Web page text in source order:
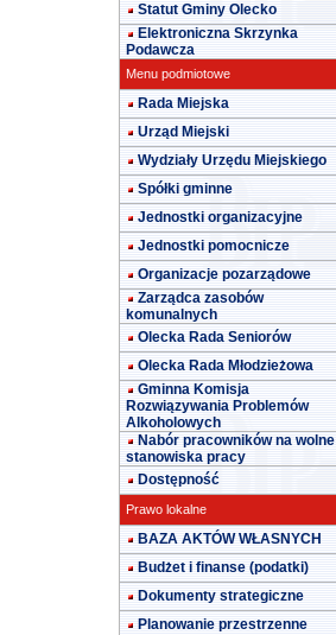
Statut Gminy Olecko
Elektroniczna Skrzynka
Podawcza
Menu podmiotowe
Rada Miejska
Urząd Miejski
Wydziały Urzędu Miejskiego
Spółki gminne
Jednostki organizacyjne
Jednostki pomocnicze
Organizacje pozarządowe
Zarządca zasobów
komunalnych
Olecka Rada Seniorów
Olecka Rada Młodzieżowa
Gminna Komisja
Rozwiązywania Problemów
Alkoholowych
Nabór pracowników na wolne
stanowiska pracy
Dostępność
Prawo lokalne
BAZA AKTÓW WŁASNYCH
Budżet i finanse (podatki)
Dokumenty strategiczne
Planowanie przestrzenne